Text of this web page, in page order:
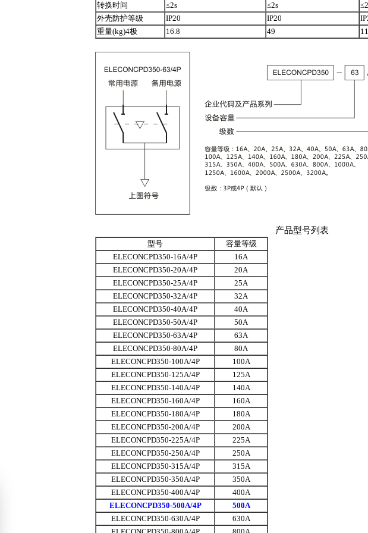
转换时间
≤2s ≤2s
外壳防护等级
IP20 IP20
重量(kg)4极
16.8 49
产品型号列表
型号
容量等级
ELECONCPD350-16A/4P
16A
ELECONCPD350-20A/4P
20A
ELECONCPD350-25A/4P
25A
ELECONCPD350-32A/4P
32A
ELECONCPD350-40A/4P
40A
ELECONCPD350-50A/4P
50A
ELECONCPD350-63A/4P
63A
ELECONCPD350-80A/4P
80A
ELECONCPD350-100A/4P
100A
ELECONCPD350-125A/4P
125A
ELECONCPD350-140A/4P
140A
ELECONCPD350-160A/4P
160A
ELECONCPD350-180A/4P
180A
ELECONCPD350-200A/4P
200A
ELECONCPD350-225A/4P
225A
ELECONCPD350-250A/4P
250A
ELECONCPD350-315A/4P
315A
ELECONCPD350-350A/4P
350A
ELECONCPD350-400A/4P
400A
ELECONCPD350-500A/4P
500A
ELECONCPD350-630A/4P
630A